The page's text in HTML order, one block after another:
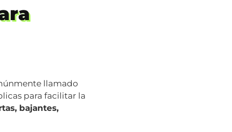
llamado
para facilitar la
bajantes,